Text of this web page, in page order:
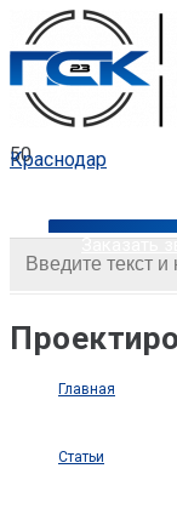
Краснодар
Заказать
Главная
Статьи